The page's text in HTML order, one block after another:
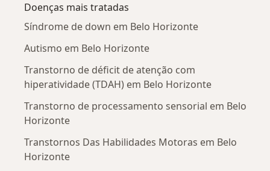
Doenças mais tratadas
Síndrome de down em Belo Horizonte
Autismo em Belo Horizonte
Transtorno de déficit de atenção com
hiperatividade (TDAH) em Belo Horizonte
Transtorno de processamento sensorial em Belo
Horizonte
Transtornos Das Habilidades Motoras em Belo
Horizonte